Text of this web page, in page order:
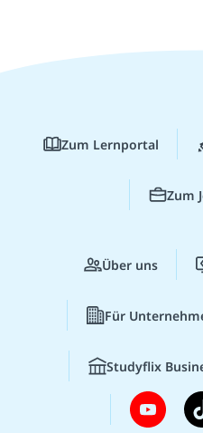
Zum Lernportal
Zum
Über uns
Für
Studyflix